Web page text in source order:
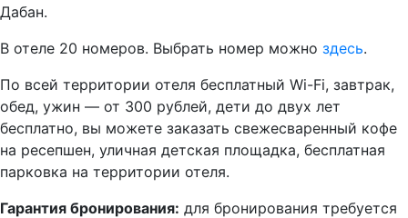
Дабан.
В отеле 20 номеров. Выбрать номер можно здесь.
По всей территории отеля бесплатный Wi-Fi, завтрак,
обед, ужин — от 300 рублей, дети до двух лет
бесплатно, вы можете заказать свежесваренный кофе
на ресепшен, уличная детская площадка, бесплатная
парковка на территории отеля.
Гарантия бронирования: для бронирования требуется